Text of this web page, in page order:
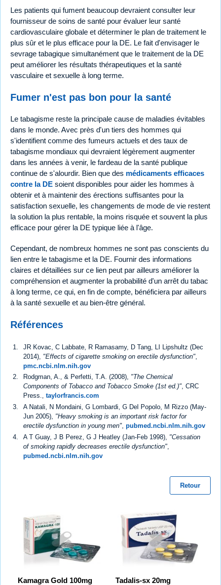
Les patients qui fument beaucoup devraient consulter leur
fournisseur de soins de santé pour évaluer leur santé
cardiovasculaire globale et déterminer le plan de traitement le
plus sûr et le plus efficace pour la DE. Le fait d'envisager le
sevrage tabagique simultanément que le traitement de la DE
peut améliorer les résultats thérapeutiques et la santé
vasculaire et sexuelle à long terme.
Fumer n'est pas bon pour la santé
Le tabagisme reste la principale cause de maladies évitables
dans le monde. Avec près d'un tiers des hommes qui
s'identifient comme des fumeurs actuels et des taux de
tabagisme mondiaux qui devraient légèrement augmenter
dans les années à venir, le fardeau de la santé publique
continue de s'alourdir. Bien que des médicaments efficaces
contre la DE soient disponibles pour aider les hommes à
obtenir et à maintenir des érections suffisantes pour la
satisfaction sexuelle, les changements de mode de vie restent
la solution la plus rentable, la moins risquée et souvent la plus
efficace pour gérer la DE typique liée à l'âge.
Cependant, de nombreux hommes ne sont pas conscients du
lien entre le tabagisme et la DE. Fournir des informations
claires et détaillées sur ce lien peut par ailleurs améliorer la
compréhension et augmenter la probabilité d'un arrêt du tabac
à long terme, ce qui, en fin de compte, bénéficiera par ailleurs
à la santé sexuelle et au bien-être général.
Références
JR Kovac, C Labbate, R Ramasamy, D Tang, LI Lipshultz (Dec
2014), "Effects of cigarette smoking on erectile dysfunction"
pmc.ncbi.nlm.nih.gov
Rodgman, A., & Perfetti, T.A. (2008), "The Chemical
Components of Tobacco and Tobacco Smoke (1st ed.)", CRC
Press., taylorfrancis.com
A Natali, N Mondaini, G Lombardi, G Del Popolo, M Rizzo (May-
Jun 2005), "Heavy smoking is an important risk factor for
erectile dysfunction in young men", pubmed.ncbi.nlm.nih.gov
A T Guay, J B Perez, G J Heatley (Jan-Feb 1998), "Cessation
of smoking rapidly decreases erectile dysfunction",
pubmed.ncbi.nlm.nih.gov
Retour
Kamagra Gold 100mg Tadalis-sx 20mg